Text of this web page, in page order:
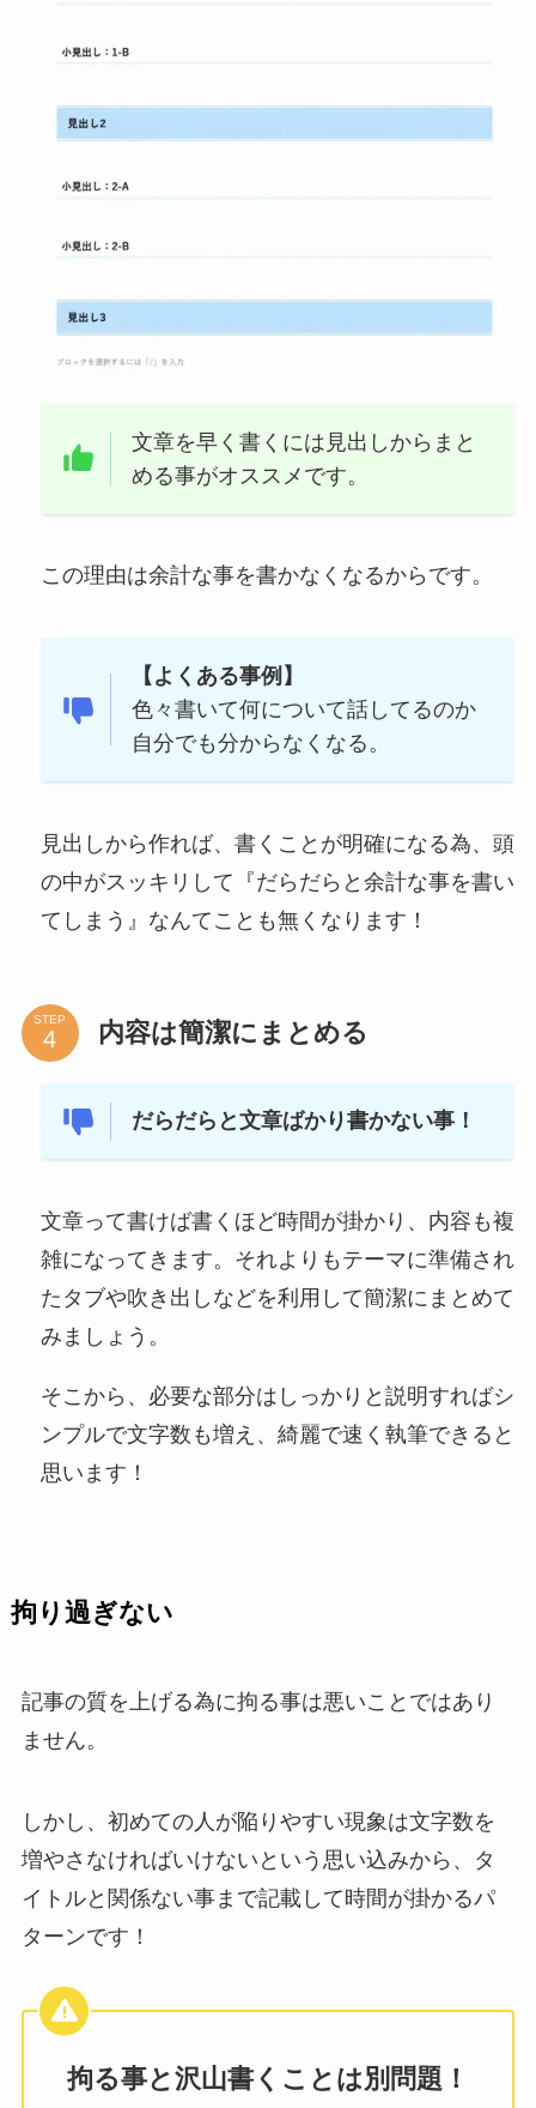
文章を早く書くには見出しからまと
める事がオススメです。
この理由は余計な事を書かなくなるからです。
【よくある事例】
色々書いて何について話してるのか
自分でも分からなくなる。
見出しから作れば、書くことが明確になる為、頭
の中がスッキリして『だらだらと余計な事を書い
てしまう』なんてことも無くなります！
STEP 内容は簡潔にまとめる
だらだらと文章ばかり書かない事！
文章って書けば書くほど時間が掛かり、内容も複
雑になってきます。それよりもテーマに準備され
たタブや吹き出しなどを利用して簡潔にまとめて
みましょう。
そこから、必要な部分はしっかりと説明すればシ
ンプルで文字数も増え、綺麗で速く執筆できると
思います！
拘り過ぎない
記事の質を上げる為に拘る事は悪いことではあり
ません。
しかし、初めての人が陥りやすい現象は文字数を
増やさなければいけないという思い込みから、タ
イトルと関係ない事まで記載して時間が掛かるパ
ターンです！
拘る事と沢山書くことは別問題！